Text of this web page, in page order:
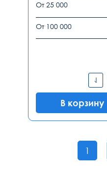
От 25 000
От 100 000
В корзину
1